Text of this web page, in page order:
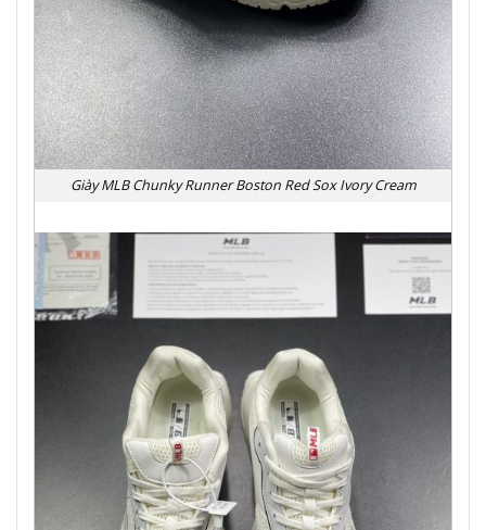
Giày MLB Chunky Runner Boston Red Sox Ivory Cream